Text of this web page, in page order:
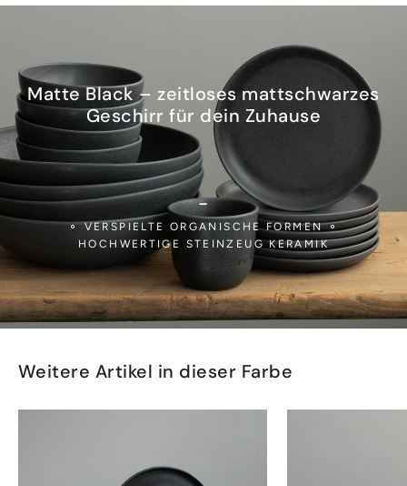
Matte Black – zeitloses mattschwarzes
Geschirr für dein Zuhause
-
⚬ VERSPIELTE ORGANISCHE FORMEN ⚬
HOCHWERTIGE STEINZEUG KERAMIK
Weitere Artikel in dieser Farbe